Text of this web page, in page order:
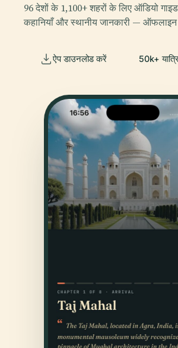
96 देशों के 1,100+ शहरों के लिए ऑडियो
कहानियाँ और स्थानीय जानकारी —
ऐप डाउनलोड करें 50k+